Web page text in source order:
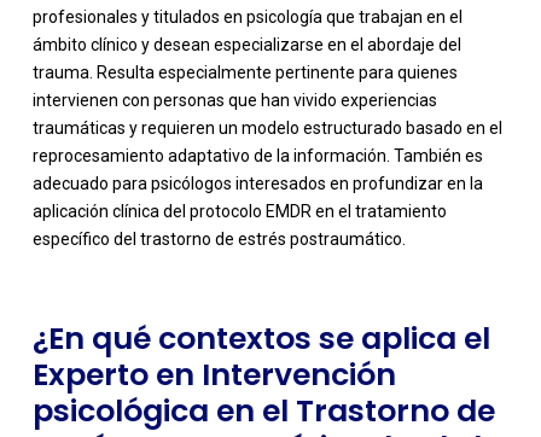
profesionales y titulados en psicología que trabajan en el
ámbito clínico y desean especializarse en el abordaje del
trauma. Resulta especialmente pertinente para quienes
intervienen con personas que han vivido experiencias
traumáticas y requieren un modelo estructurado basado en el
reprocesamiento adaptativo de la información. También es
adecuado para psicólogos interesados en profundizar en la
aplicación clínica del protocolo EMDR en el tratamiento
específico del trastorno de estrés postraumático.
-
¿En qué contextos se aplica el
Experto en Intervención
psicológica en el Trastorno de